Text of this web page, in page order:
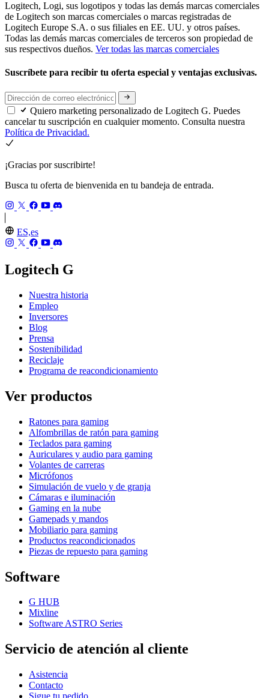
Logitech, Logi, sus logotipos y todas las demás marcas comerciales
de Logitech son marcas comerciales o marcas registradas de
Logitech Europe S.A. o sus filiales en EE. UU. y otros países.
Todas las demás marcas comerciales de terceros son propiedad de
sus respectivos dueños. Ver todas las marcas comerciales
Suscríbete para recibir tu oferta especial y ventajas exclusivas.
Quiero marketing personalizado de Logitech G. Puedes
cancelar tu suscripción en cualquier momento. Consulta nuestra
Política de Privacidad.
¡Gracias por suscribirte!
Busca tu oferta de bienvenida en tu bandeja de entrada.
ES,es
Logitech G
Nuestra historia
Empleo
Inversores
Blog
Prensa
Sostenibilidad
Reciclaje
Programa de reacondicionamiento
Ver productos
Ratones para gaming
Alfombrillas de ratón para gaming
Teclados para gaming
Auriculares y audio para gaming
Volantes de carreras
Micrófonos
Simulación de vuelo y de granja
Cámaras e iluminación
Gaming en la nube
Gamepads y mandos
Mobiliario para gaming
Productos reacondicionados
Piezas de repuesto para gaming
Software
G HUB
Mixline
Software ASTRO Series
Servicio de atención al cliente
Asistencia
Contacto